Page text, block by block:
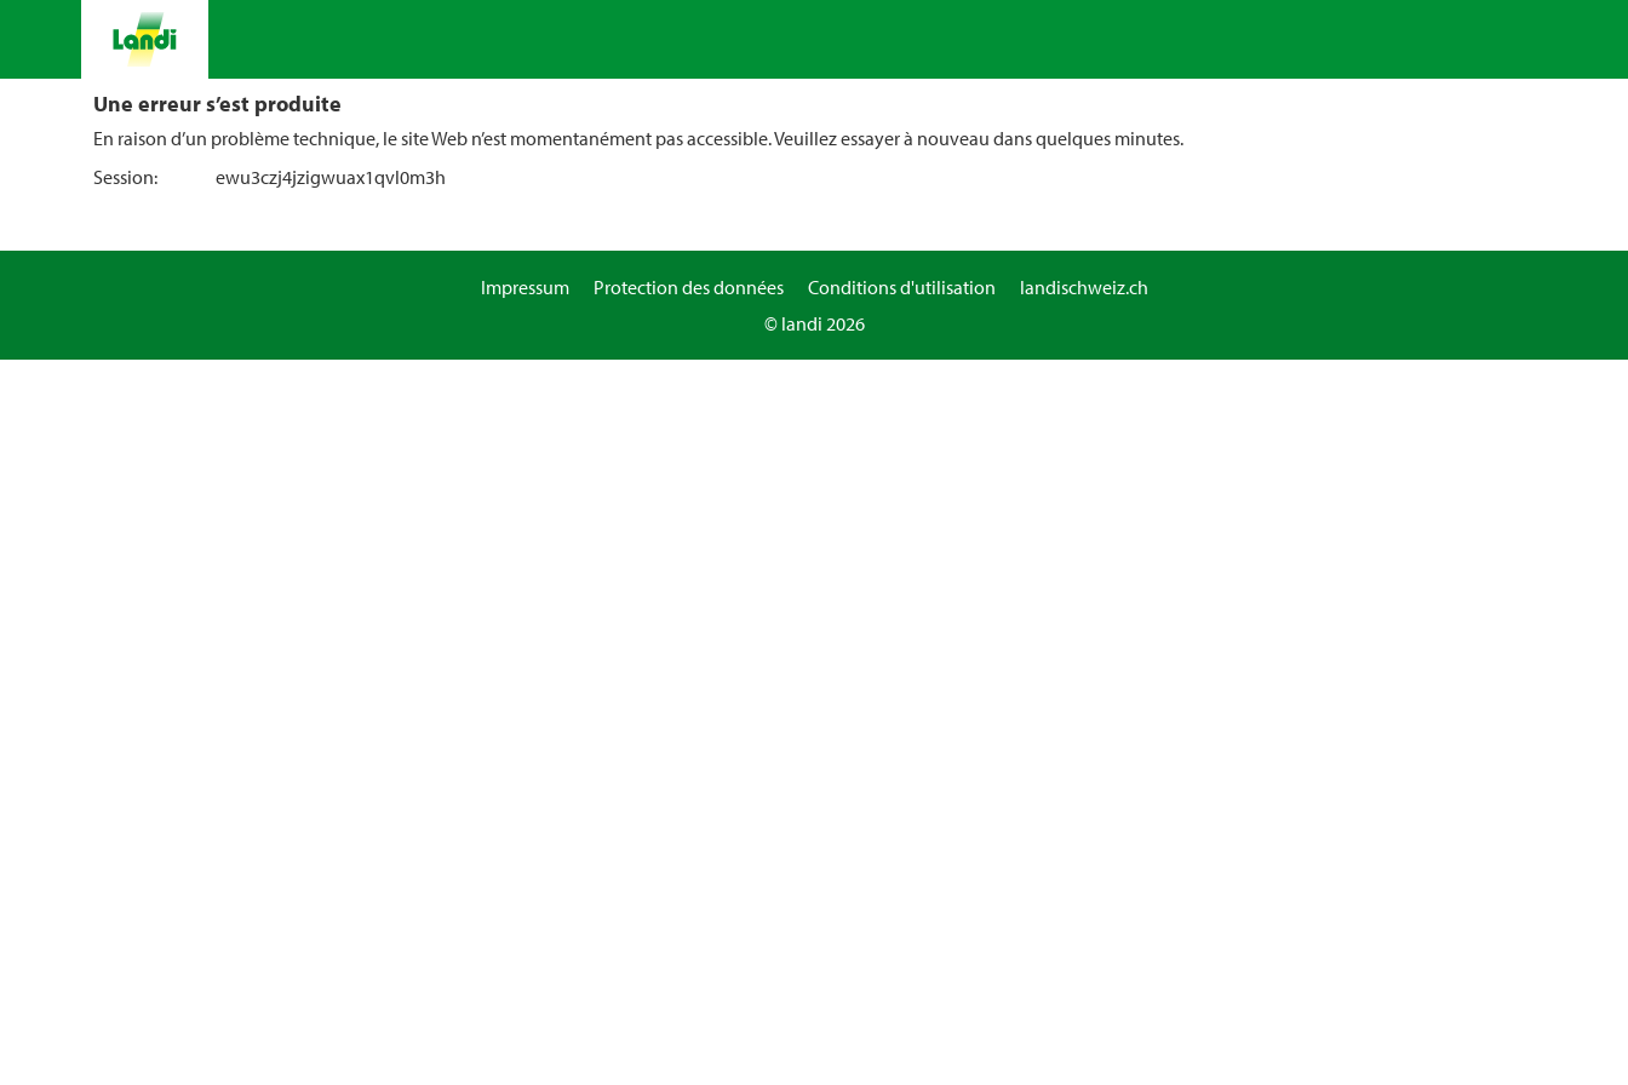
Une erreur s’est produite
En raison d’un problème technique, le site Web n’est momentanément pas accessible. Veuillez essayer à nouveau dans quelques minutes.
Session:
ewu3czj4jzigwuax1qvl0m3h
Impressum Protection des données Conditions d'utilisation
landischweiz.ch
© landi 2026